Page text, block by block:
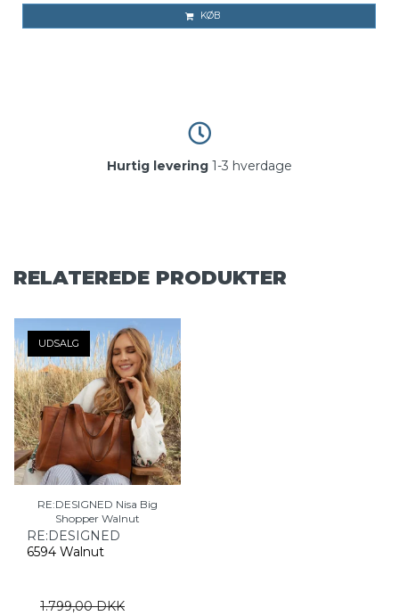
KØB
Hurtig levering 1-3 hverdage
RELATEREDE PRODUKTER
UDSALG
RE:DESIGNED Nisa Big
Shopper Walnut
RE:DESIGNED
6594 Walnut
1.799,00 DKK